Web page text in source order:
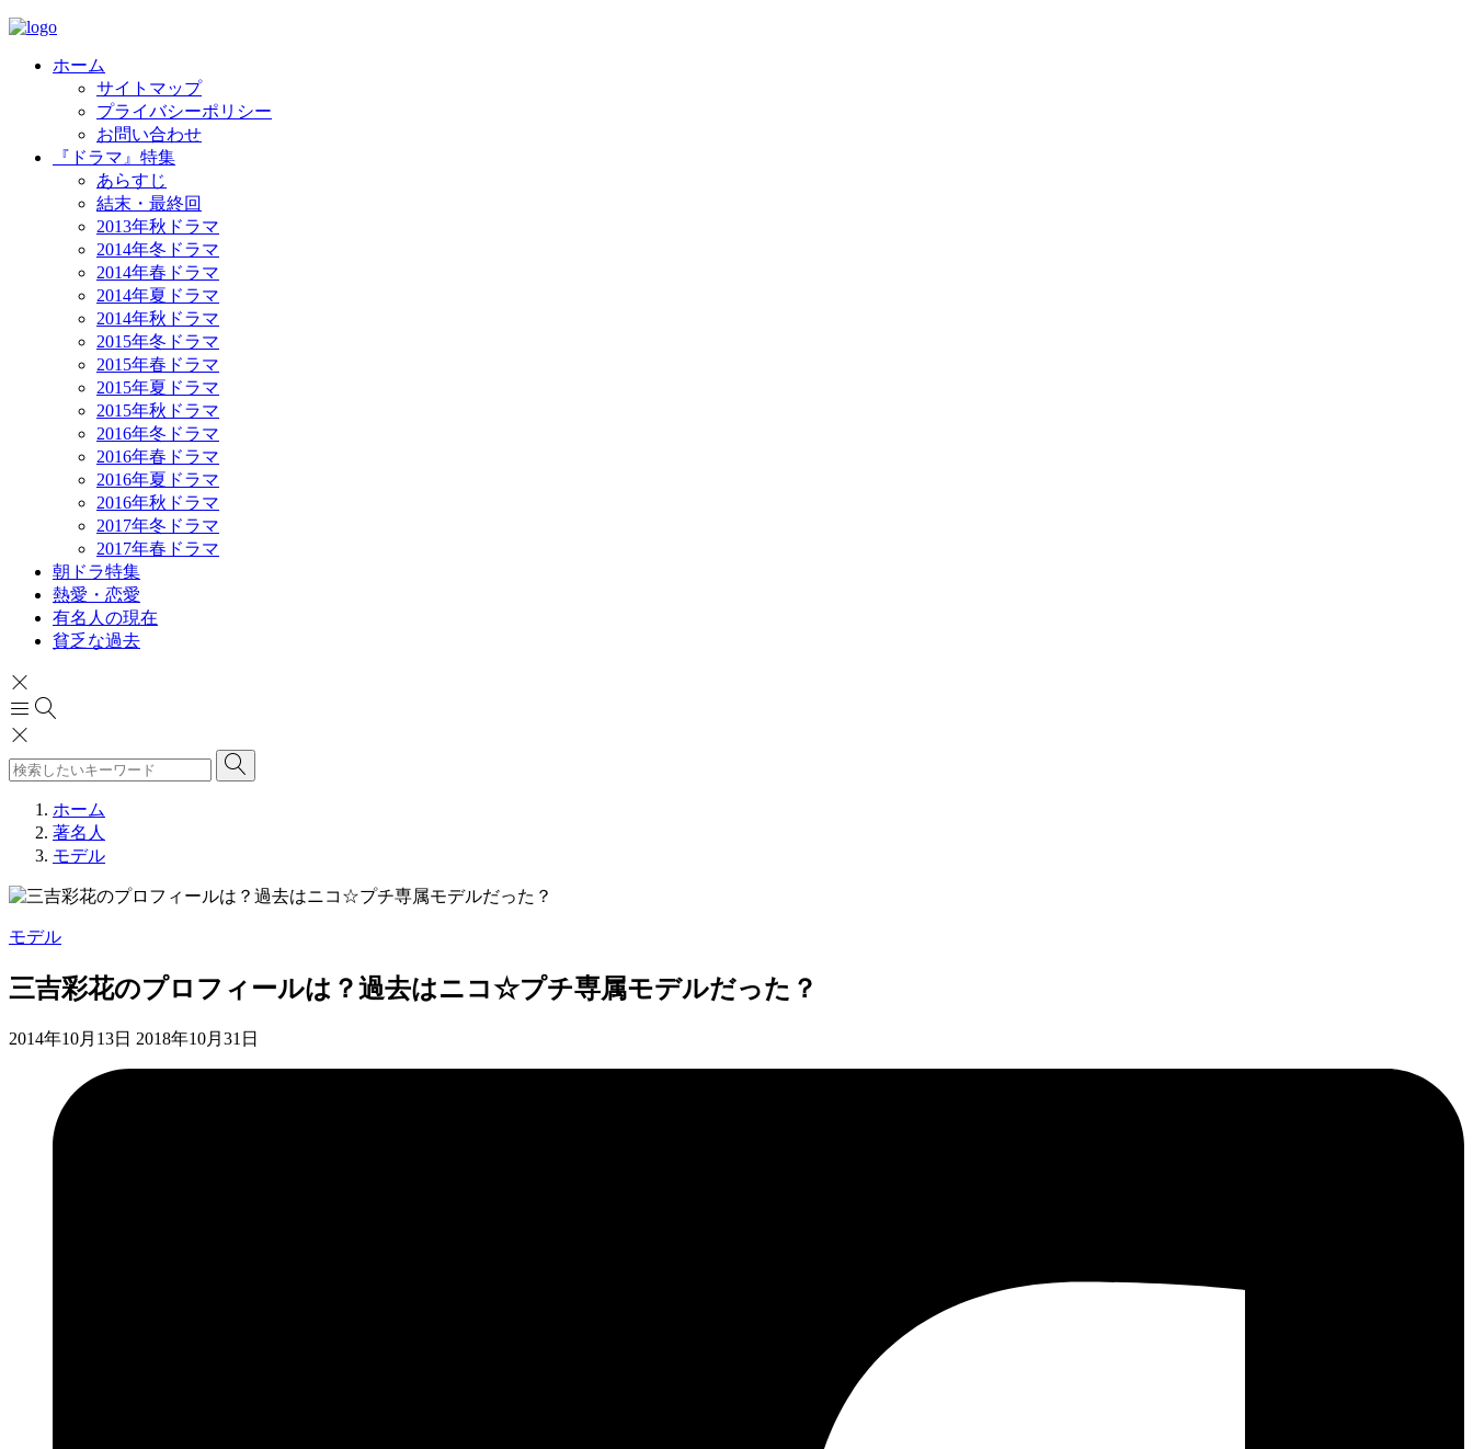
ホーム
サイトマップ
プライバシーポリシー
お問い合わせ
『ドラマ』特集
あらすじ
結末・最終回
2013年秋ドラマ
2014年冬ドラマ
2014年春ドラマ
2014年夏ドラマ
2014年秋ドラマ
2015年冬ドラマ
2015年春ドラマ
2015年夏ドラマ
2015年秋ドラマ
2016年冬ドラマ
2016年春ドラマ
2016年夏ドラマ
2016年秋ドラマ
2017年冬ドラマ
2017年春ドラマ
朝ドラ特集
熱愛・恋愛
有名人の現在
貧乏な過去
ホーム
著名人
モデル
モデル
三吉彩花のプロフィールは？過去はニコ☆プチ専属モデルだった？
2014年10月13日 2018年10月31日